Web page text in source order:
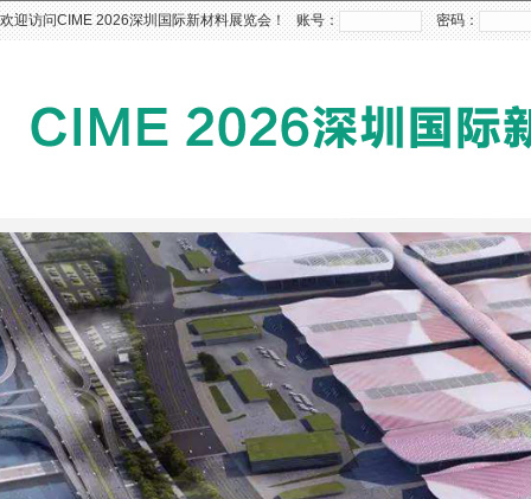
欢迎访问CIME 2026深圳国际新材料展览会！ 账号： 密码：